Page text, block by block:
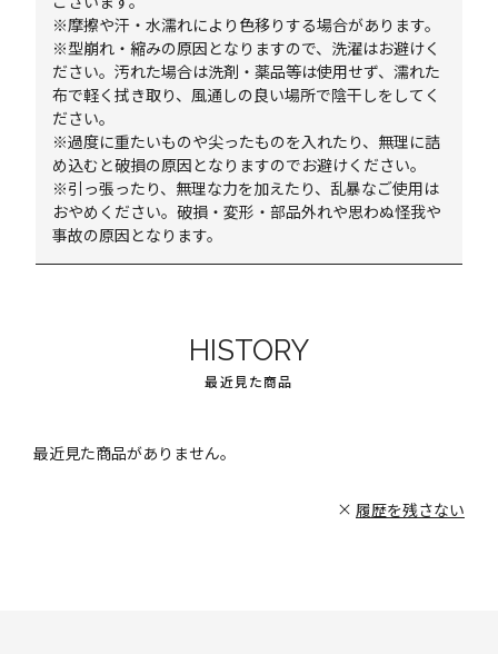
※摩擦や汗・水濡れにより色移りする場合があります。
※型崩れ・縮みの原因となりますので、洗濯はお避けく
ださい。汚れた場合は洗剤・薬品等は使用せず、濡れた
布で軽く拭き取り、風通しの良い場所で陰干しをしてく
ださい。
※過度に重たいものや尖ったものを入れたり、無理に詰
め込むと破損の原因となりますのでお避けください。
※引っ張ったり、無理な力を加えたり、乱暴なご使用は
おやめください。破損・変形・部品外れや思わぬ怪我や
事故の原因となります。
HISTORY
最近見た商品
最近見た商品がありません。
履歴を残さない